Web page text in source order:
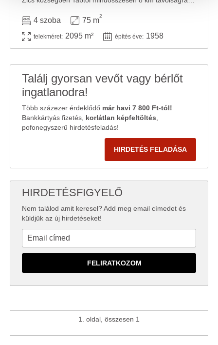
közösségi média-, hirdető- és elemező partnereinkkel
megosztjuk az Ön weboldalhasználatra vonatkozó
adatokkal, amelyeket Ön adott meg számukra vagy az
Ön által használt más szolgáltatásokból gyűjtöttek.
4 szoba 75 m
2
telekméret: 2095 m² építés éve: 1958
Találj gyorsan vevőt vagy bérlőt
ingatlanodra!
Több százezer érdeklődő már havi 7 800 Ft-tól!
Bankkártyás fizetés, korlátlan képfeltöltés
pofonegyszerű hirdetésfeladás!
HIRDETÉS FELADÁSA
HIRDETÉSFIGYELŐ
Nem találod amit keresel? Add meg email címedet és
küldjük az új hirdetéseket!
1. oldal, összesen 1